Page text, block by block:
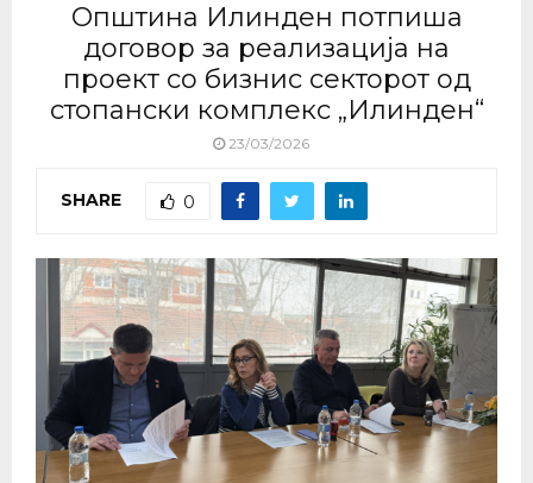
Општина Илинден потпиша
договор за реализација на
проект со бизнис секторот од
стопански комплекс „Илинден“
23/03/2026
SHARE 0